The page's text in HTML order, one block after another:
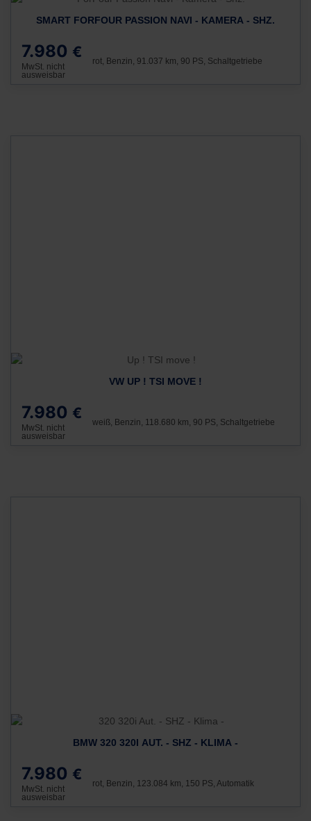
SMART FORFOUR PASSION NAVI - KAMERA - SHZ.
7.980 €
MwSt. nicht
ausweisbar
rot, Benzin, 91.037 km, 90 PS, Schaltgetriebe
VW UP ! TSI MOVE !
7.980 €
MwSt. nicht
ausweisbar
weiß, Benzin, 118.680 km, 90 PS, Schaltgetriebe
BMW 320 320I AUT. - SHZ - KLIMA -
7.980 €
MwSt. nicht
ausweisbar
rot, Benzin, 123.084 km, 150 PS, Automatik